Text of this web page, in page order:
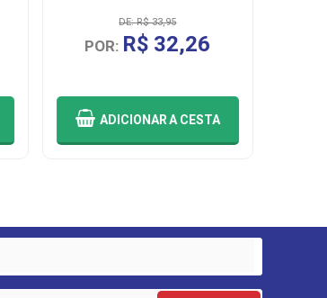
DE: R$ 33,95
POR: R$ 32,26
ADICIONARA CESTA